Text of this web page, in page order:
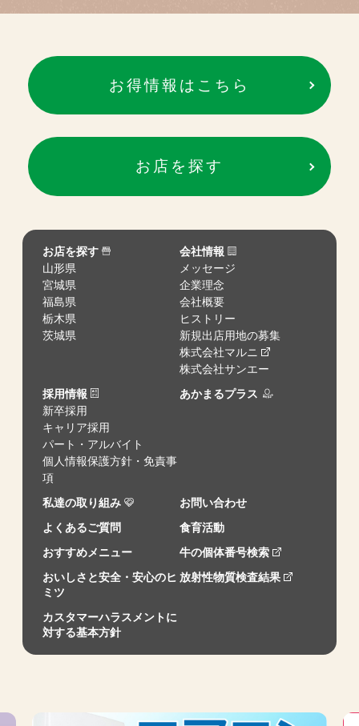
お得情報はこちら
お店を探す
お店を探す
山形県
宮城県
福島県
栃木県
茨城県
会社情報
メッセージ
企業理念
会社概要
ヒストリー
新規出店用地の募集
株式会社マルニ
株式会社サンエー
採用情報
新卒採用
キャリア採用
パート・アルバイト
個人情報保護方針・免責事
項
あかまるプラス
私達の取り組み
お問い合わせ
よくあるご質問
食育活動
おすすめメニュー
牛の個体番号検索
おいしさと安全・安心のヒ
ミツ
放射性物質検査結果
カスタマーハラスメントに
対する基本方針